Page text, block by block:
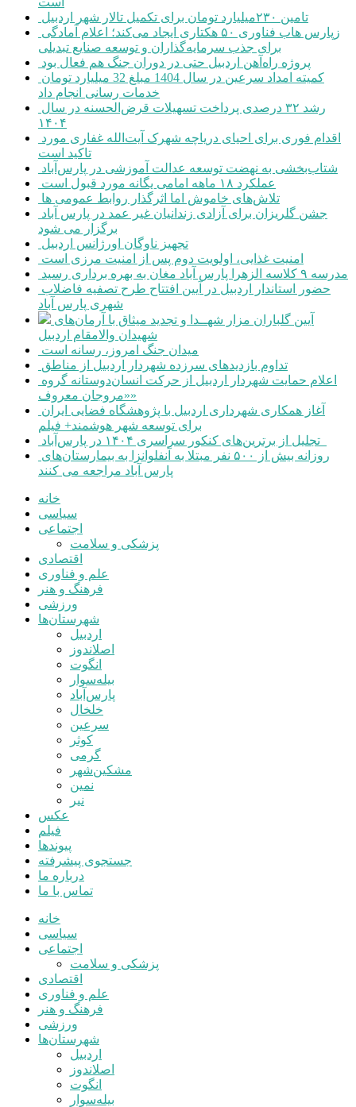
تامین ۲۳۰میلیارد تومان برای تکمیل تالار شهر اردبیل
برای جذب سرمایه‌گذاران و توسعه صنایع تبدیلی
پروژه راه‌آهن اردبیل حتی در دوران جنگ هم فعال بود
خدمات رسانی انجام داد
۱۴۰۴
تاکید است
شتاب‌بخشی به نهضت توسعه عدالت آموزشی در پارس‌آباد
عملکرد ۱۸ ماهه امامی یگانه مورد قبول است
تلاش‌های خاموش اما اثرگذار روابط عمومی ها
برگزار می شود
تجهیز ناوگان اورژانس اردبیل
امنیت غذایی، اولویت دوم پس از امنیت مرزی است
مدرسه ۹ کلاسه الزهرا پارس آباد مغان به بهره برداری رسید
شهری پارس آباد
شهیدان والامقام اردبیل
میدان جنگ امروز، رسانه است
تداوم بازدیدهای سرزده شهردار اردبیل از مناطق
«مروجان معروف»
برای توسعه شهر هوشمند+ فیلم
پارس آباد مراجعه می کنند
خانه
سیاسی
اجتماعی
پزشکی و سلامت
اقتصادی
علم و فناوری
فرهنگ و هنر
ورزشی
شهرستان‌ها
اردبیل
اصلاندوز
انگوت
بیله‌سوار
پارس‌آباد
خلخال
سرعین
کوثر
گرمی
مشکین‌شهر
نمین
نیر
عکس
فیلم
پیوندها
جستجوی پیشرفته
درباره ما
تماس با ما
خانه
سیاسی
اجتماعی
پزشکی و سلامت
اقتصادی
علم و فناوری
فرهنگ و هنر
ورزشی
شهرستان‌ها
اردبیل
اصلاندوز
انگوت
بیله‌سوار